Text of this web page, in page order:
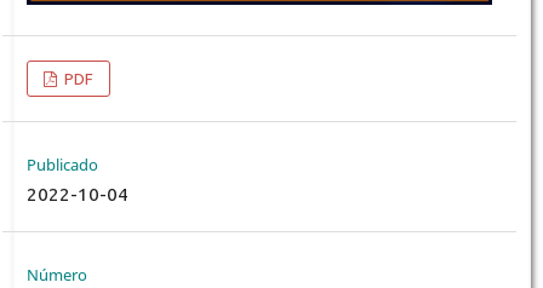
PDF
Publicado
2022-10-04
Número